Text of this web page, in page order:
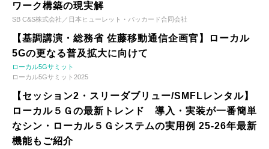
ワーク構築の現実解
SB C&S株式会社／日本ヒューレット・パッカード合同会社
【基調講演・総務省 佐藤移動通信企画官】ローカル
5Gの更なる普及拡大に向けて
ローカル5Gサミット
ローカル5Gサミット2025
【セッション2・スリーダブリュー/SMFLレンタル】
ローカル５Ｇの最新トレンド 導入・実装が一番簡単
なシン・ローカル５Ｇシステムの実用例 25-26年最新
機能もご紹介